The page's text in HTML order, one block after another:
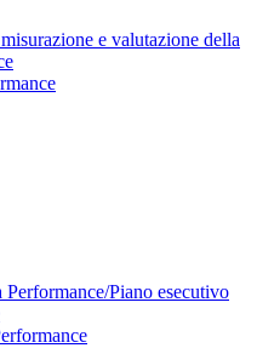
e valutazione della
Performance/Piano esecutivo